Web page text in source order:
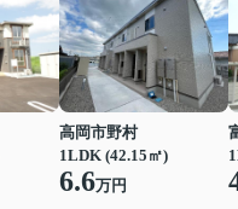
高岡市野村
1LDK (42.15㎡)
6.6万円